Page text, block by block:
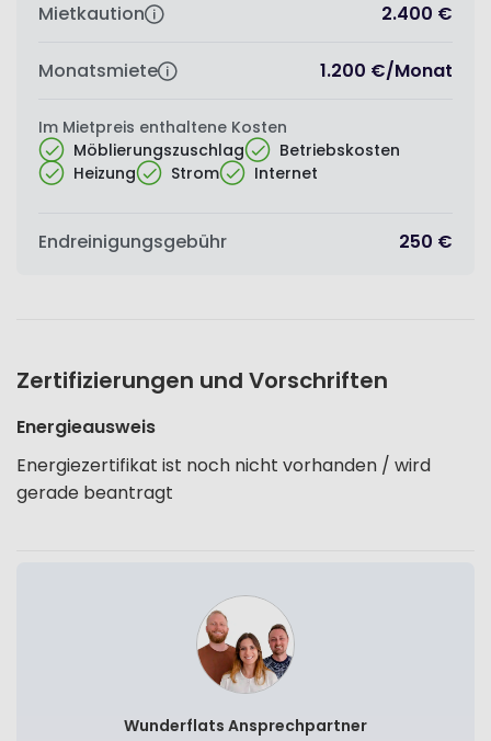
Mietkaution
2.400 €
Monatsmiete 1.200 €/Monat
Im Mietpreis enthaltene Kosten
Möblierungszuschlag
Betriebskosten
Heizung
Strom Internet
Endreinigungsgebühr 250 €
Zertifizierungen und Vorschriften
Energieausweis
Energiezertifikat ist noch nicht vorhanden / wird
gerade beantragt
Wunderflats Ansprechpartner